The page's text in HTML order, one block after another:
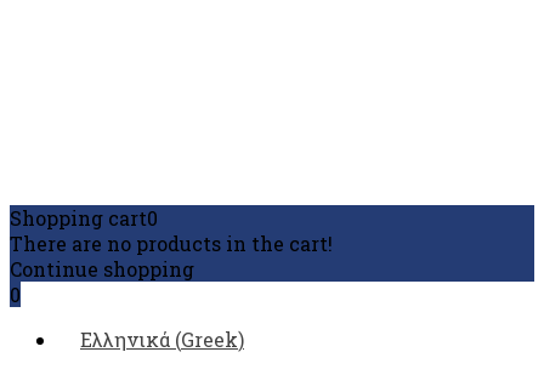
Shopping cart0
There are no products in the cart!
Continue shopping
0
Ελληνικά (Greek)